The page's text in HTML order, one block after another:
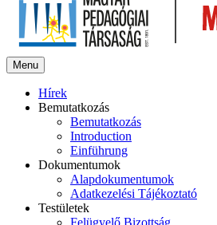
Menu
Hírek
Bemutatkozás
Bemutatkozás
Introduction
Einführung
Dokumentumok
Alapdokumentumok
Adatkezelési Tájékoztató
Testületek
Felügyelő Bizottság